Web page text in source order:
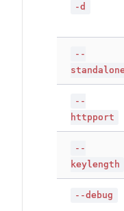
-d
--
--
httpport
--
keylength
--debug